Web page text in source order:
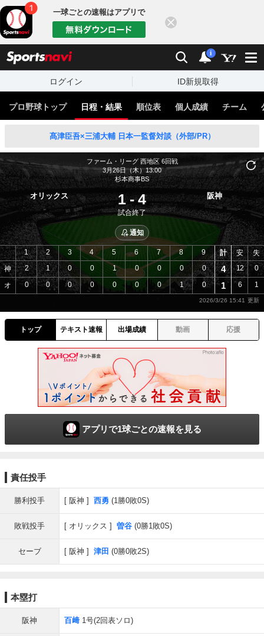
一球ごとの速報はアプリで
検索 通知
i
ログイン ID新規取得
プロ野球トップ 日程・結果 順位表 個人成績 チーム
髙津臣吾×三浦大輔 日本一監督対談（外部/PR）
ファーム・リーグ 西地区 6回戦
3月26日（木）13:00
杉本商事BS
オリックス 1 - 4
試合終了
阪神
通知
神
オ
1 2 3 4 5 6 7 8
9
2
1 0 0 1 0 0 0
0
0
0 0 0 0 0 0 1 0
計 安 失
4 12 0
1 6 1
2026/3/26 15:41
トップ テキスト速報 出場成績 動画 応援
アプリで1球ごとの速報を見る
責任投手
勝利投手 阪神 西勇 (1勝0敗0S)
敗戦投手 オリックス 曽谷 (0勝1敗0S)
セーブ 阪神 津田 (0勝0敗2S)
本塁打
阪神 百﨑 1号(2回表ソロ)